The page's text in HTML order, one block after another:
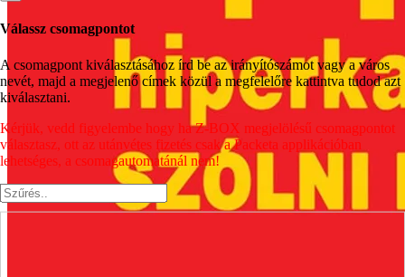
Válassz csomagpontot
A csomagpont kiválasztásához írd be az irányítószámot vagy a város
nevét, majd a megjelenő címek közül a megfelelőre kattintva tudod azt
kiválasztani.
Kérjük, vedd figyelembe hogy ha Z-BOX megjelölésű csomagpontot
választasz, ott az utánvétes fizetés csak a Packeta applikációban
lehetséges, a csomagautomatánál nem!